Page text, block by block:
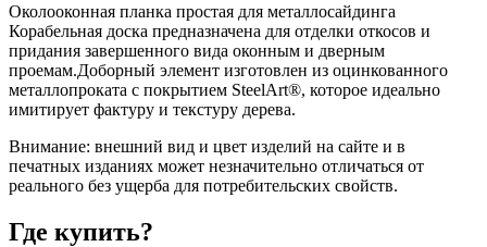
Околооконная планка простая для металлосайдинга
Корабельная доска предназначена для отделки откосов и
придания завершенного вида оконным и дверным
проемам.Доборный элемент изготовлен из оцинкованного
металлопроката с покрытием SteelArt®, которое идеально
имитирует фактуру и текстуру дерева.
Внимание: внешний вид и цвет изделий на сайте и в
печатных изданиях может незначительно отличаться от
реального без ущерба для потребительских свойств.
Где купить?